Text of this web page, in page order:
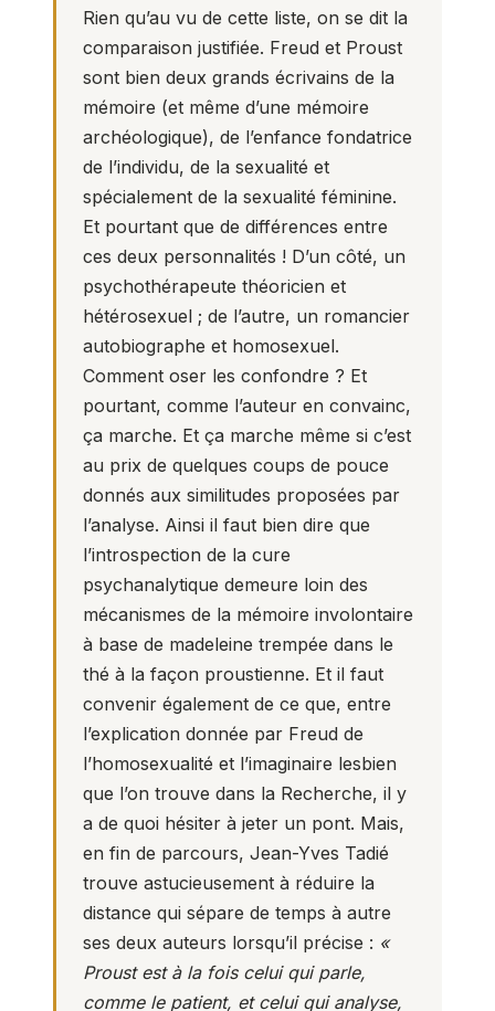
Rien qu’au vu de cette liste, on se dit la
comparaison justifiée. Freud et Proust
sont bien deux grands écrivains de la
mémoire (et même d’une mémoire
archéologique), de l’enfance fondatrice
de l’individu, de la sexualité et
spécialement de la sexualité féminine.
Et pourtant que de différences entre
ces deux personnalités ! D’un côté, un
psychothérapeute théoricien et
hétérosexuel ; de l’autre, un romancier
autobiographe et homosexuel.
Comment oser les confondre ? Et
pourtant, comme l’auteur en convainc,
ça marche. Et ça marche même si c’est
au prix de quelques coups de pouce
donnés aux similitudes proposées par
l’analyse. Ainsi il faut bien dire que
l’introspection de la cure
psychanalytique demeure loin des
mécanismes de la mémoire involontaire
à base de madeleine trempée dans le
thé à la façon proustienne. Et il faut
convenir également de ce que, entre
l’explication donnée par Freud de
l’homosexualité et l’imaginaire lesbien
que l’on trouve dans la Recherche, il y
a de quoi hésiter à jeter un pont. Mais,
en fin de parcours, Jean-Yves Tadié
trouve astucieusement à réduire la
distance qui sépare de temps à autre
ses deux auteurs lorsqu’il précise : «
Proust est à la fois celui qui parle,
comme le patient, et celui qui analyse,